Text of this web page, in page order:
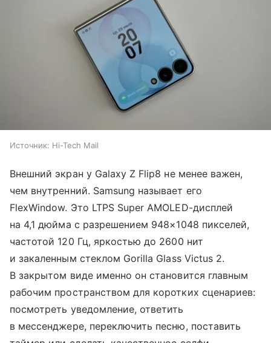
Источник: Hi-Tech Mail
Внешний экран у Galaxy Z Flip8 не менее важен,
чем внутренний. Samsung называет его
FlexWindow. Это LTPS Super AMOLED-дисплей
на 4,1 дюйма с разрешением 948×1048 пикселей,
частотой 120 Гц, яркостью до 2600 нит
и закаленным стеклом Gorilla Glass Victus 2.
В закрытом виде именно он становится главным
рабочим пространством для коротких сценариев:
посмотреть уведомление, ответить
в мессенджере, переключить песню, поставить